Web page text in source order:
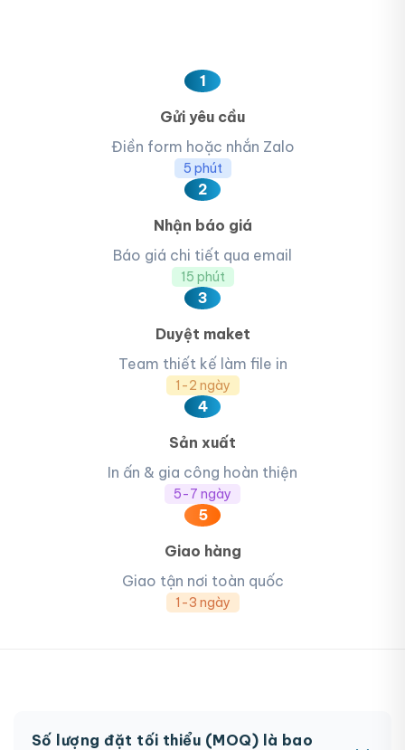
1
Gửi yêu cầu
Điền form hoặc nhắn Zalo
5 phút
2
Nhận báo giá
Báo giá chi tiết qua email
15 phút
3
Duyệt maket
Team thiết kế làm file in
1-2 ngày
4
Sản xuất
In ấn & gia công hoàn thiện
5-7 ngày
5
Giao hàng
Giao tận nơi toàn quốc
1-3 ngày
Số lượng đặt tối thiểu (MOQ) là bao